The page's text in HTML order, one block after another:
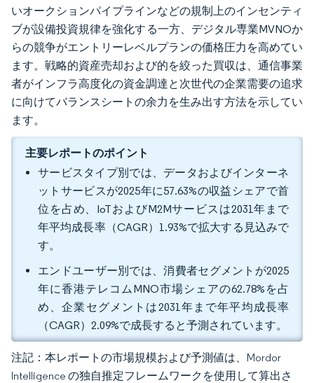
いオークションパイプラインなどの規制上のインセンティ
ブが設備投資規律を強化する一方、デジタル専業MVNOか
らの競争がエントリーレベルプランの価格圧力を高めてい
ます。戦略的資産売却および的を絞った買収は、通信事業
者がインフラ高度化の資金調達と次世代の企業需要の追求
に向けてバランスシートの余力を生み出す方法を示してい
ます。
主要レポートのポイント
サービスタイプ別では、データおよびインターネ
ットサービスが2025年に57.63%の収益シェアで首
位を占め、IoTおよびM2Mサービスは2031年まで
年平均成長率（CAGR）1.93%で拡大する見込みで
す。
エンドユーザー別では、消費者セグメントが2025
年に香港テレコムMNO市場シェアの62.78%を占
め、企業セグメントは2031年まで年平均成長率
（CAGR）2.09%で成長すると予測されています。
注記：本レポートの市場規模および予測値は、Mordor
Intelligence の独自推定フレームワークを使用して算出さ